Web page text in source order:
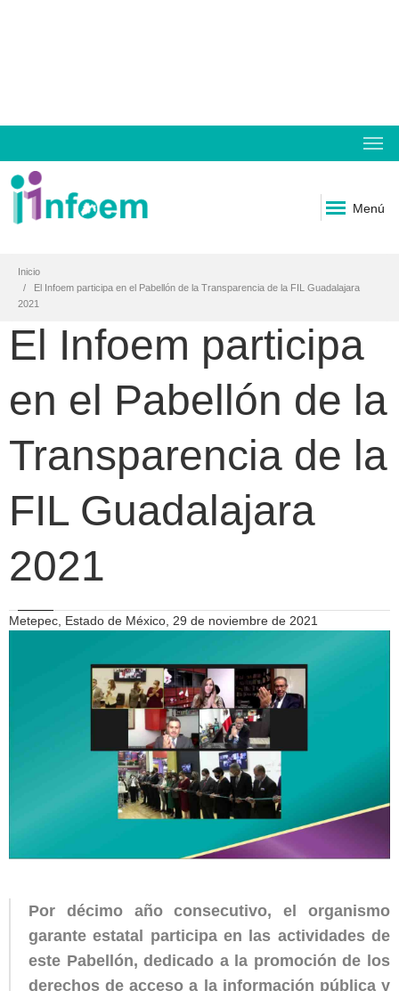
Menú
Inicio
El Infoem participa en el Pabellón de la Transparencia de la FIL Guadalajara
2021
El Infoem participa
en el Pabellón de la
Transparencia de la
FIL Guadalajara
2021
Metepec, Estado de México, 29 de noviembre de 2021
Por décimo año consecutivo, el organismo
garante estatal participa en las actividades de
este Pabellón, dedicado a la promoción de los
derechos de acceso a la información pública y